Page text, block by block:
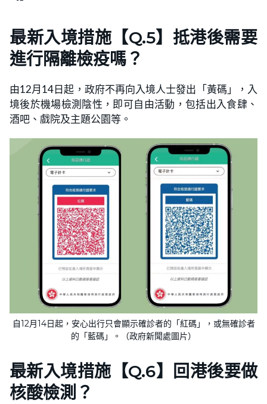
最新入境措施【Q.5】抵港後需要
進行隔離檢疫嗎？
由12月14日起，政府不再向入境人士發出「黃碼」，入
境後於機場檢測陰性，即可自由活動，包括出入食肆、
酒吧、戲院及主題公園等。
自12月14日起，安心出行只會顯示確診者的「紅碼」，或無確診者
的「藍碼」。（政府新聞處圖片）
最新入境措施【Q.6】回港後要做
核酸檢測？